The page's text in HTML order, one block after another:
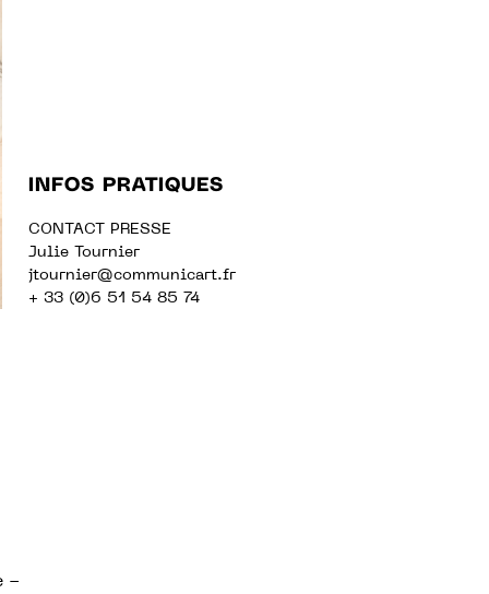
INFOS PRATIQUES
CONTACT PRESSE
Julie Tournier
jtournier@communicart.fr
+ 33 (0)6 51 54 85 74
-